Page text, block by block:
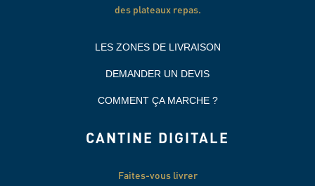
des plateaux repas.
LES ZONES DE LIVRAISON
DEMANDER UN DEVIS
COMMENT ÇA MARCHE ?
CANTINE DIGITALE
Faites-vous livrer